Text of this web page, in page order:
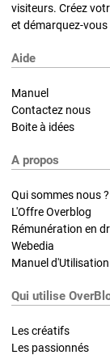
visiteurs. Créez
et démarquez-
Aide
Manuel
Contactez nous
Boite à idées
A propos
Qui sommes nous ?
L'Offre Overblog
Rémunération en
Webedia
Manuel d'Utilisation
Qui utilise
Les créatifs
Les passionnés